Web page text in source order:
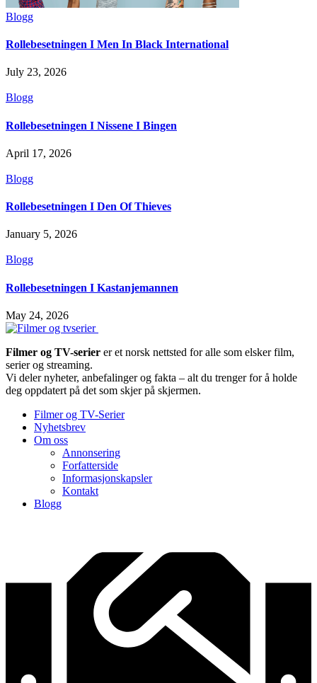
Blogg
Rollebesetningen I Men In Black International
July 23, 2026
Blogg
Rollebesetningen I Nissene I Bingen
April 17, 2026
Blogg
Rollebesetningen I Den Of Thieves
January 5, 2026
Blogg
Rollebesetningen I Kastanjemannen
May 24, 2026
Filmer og TV-serier er et norsk nettsted for alle som elsker film,
serier og streaming.
Vi deler nyheter, anbefalinger og fakta – alt du trenger for å holde
deg oppdatert på det som skjer på skjermen.
Filmer og TV-Serier
Nyhetsbrev
Om oss
Annonsering
Forfatterside
Informasjonskapsler
Kontakt
Blogg